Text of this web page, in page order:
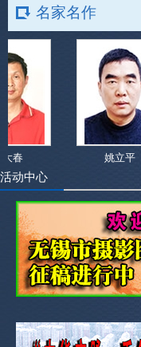
名家名作
姚立平
活动中心